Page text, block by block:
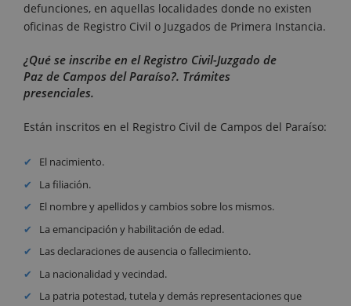
defunciones, en aquellas localidades donde no existen
oficinas de Registro Civil o Juzgados de Primera Instancia.
¿Qué se inscribe en el Registro Civil-Juzgado de
Paz de Campos del Paraíso?. Trámites
presenciales.
Están inscritos en el Registro Civil de Campos del Paraíso:
El nacimiento.
La filiación.
El nombre y apellidos y cambios sobre los mismos.
La emancipación y habilitación de edad.
Las declaraciones de ausencia o fallecimiento.
La nacionalidad y vecindad.
La patria potestad, tutela y demás representaciones que